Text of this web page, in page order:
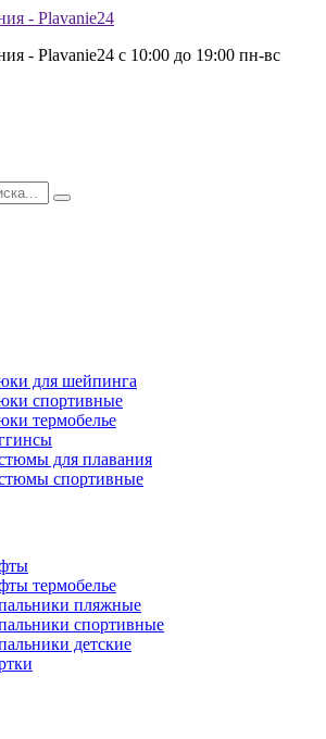
с 10:00 до 19:00 пн-вс
для шейпинга
спортивные
термобелье
для плавания
спортивные
термобелье
пляжные
спортивные
детские